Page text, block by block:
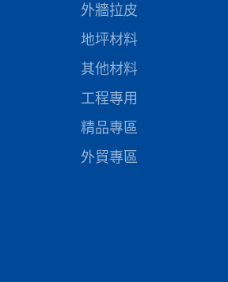
外牆拉皮
地坪材料
其他材料
工程專用
精品專區
外貿專區